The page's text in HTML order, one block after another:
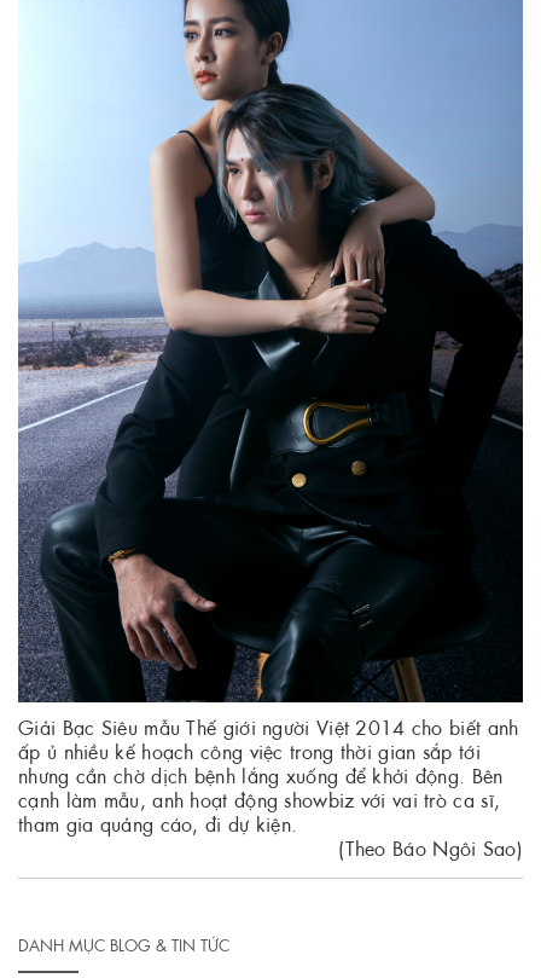
Giải Bạc Siêu mẫu Thế giới người Việt 2014 cho biết anh
ấp ủ nhiều kế hoạch công việc trong thời gian sắp tới
nhưng cần chờ dịch bệnh lắng xuống để khởi động. Bên
cạnh làm mẫu, anh hoạt động showbiz với vai trò ca sĩ,
tham gia quảng cáo, đi dự kiện.
(Theo Báo Ngôi Sao)
DANH MỤC BLOG & TIN TỨC